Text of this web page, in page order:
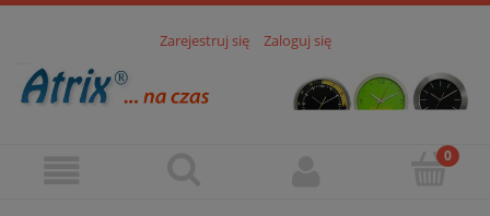
Zarejestruj się Zaloguj się